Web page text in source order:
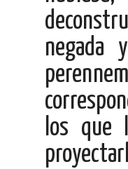
negada
los que